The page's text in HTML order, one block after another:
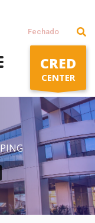
Fechado
Praça de alimentação
Cinema
10h às 22h
14h às 20h
CRED
CENTER